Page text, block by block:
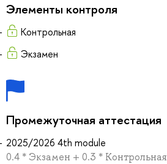
Элементы контроля
Контрольная
Экзамен
Промежуточная аттестация
2025/2026 4th module
0.4 * Экзамен + 0.3 * Контрольная